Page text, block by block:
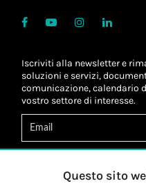
Iscriviti alla newsletter e
soluzioni e servizi,
comunicazione, calendario
vostro settore di interesse.
Letta l'informativa,
personali*
Questo sito